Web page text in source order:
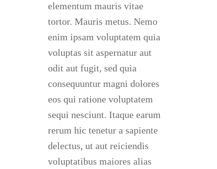
elementum mauris vitae
tortor. Mauris metus. Nemo
enim ipsam voluptatem quia
voluptas sit aspernatur aut
odit aut fugit, sed quia
consequuntur magni dolores
eos qui ratione voluptatem
sequi nesciunt. Itaque earum
rerum hic tenetur a sapiente
delectus, ut aut reiciendis
voluptatibus maiores alias